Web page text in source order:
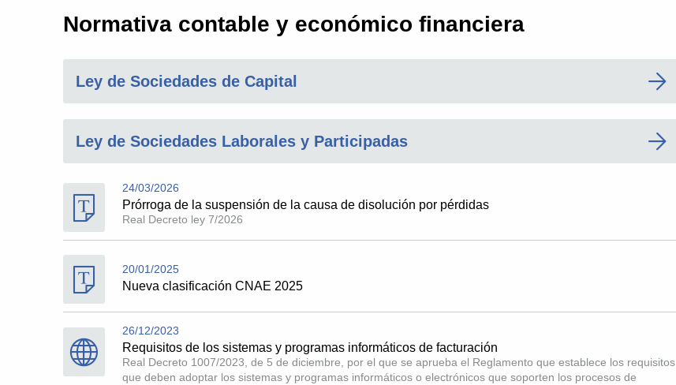
Normativa contable y económico financiera
Ley de Sociedades de Capital
Ley de Sociedades Laborales y Participadas
24/03/2026
Prórroga de la suspensión de la causa de disolución por pérdidas
Real Decreto ley 7/2026
20/01/2025
Nueva clasificación CNAE 2025
26/12/2023
Requisitos de los sistemas y programas informáticos de facturación
Real Decreto 1007/2023, de 5 de diciembre, por el que se aprueba el Reglamento que establece los requisitos
que deben adoptar los sistemas y programas informáticos o electrónicos que soporten los procesos de